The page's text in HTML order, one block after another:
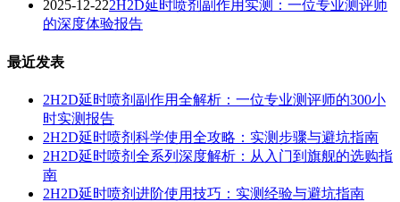
2025-12-222H2D延时喷剂副作用实测：一位专业测评师
的深度体验报告
最近发表
2H2D延时喷剂副作用全解析：一位专业测评师的300小
时实测报告
2H2D延时喷剂科学使用全攻略：实测步骤与避坑指南
2H2D延时喷剂全系列深度解析：从入门到旗舰的选购指
南
2H2D延时喷剂进阶使用技巧：实测经验与避坑指南